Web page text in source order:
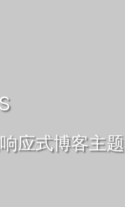
应式博客主题